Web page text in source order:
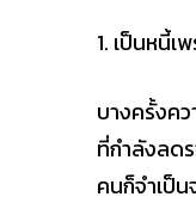
1. เป็นหนี้เ
บางครั้งค
ที่กำลังลด
คนก็จำเป็